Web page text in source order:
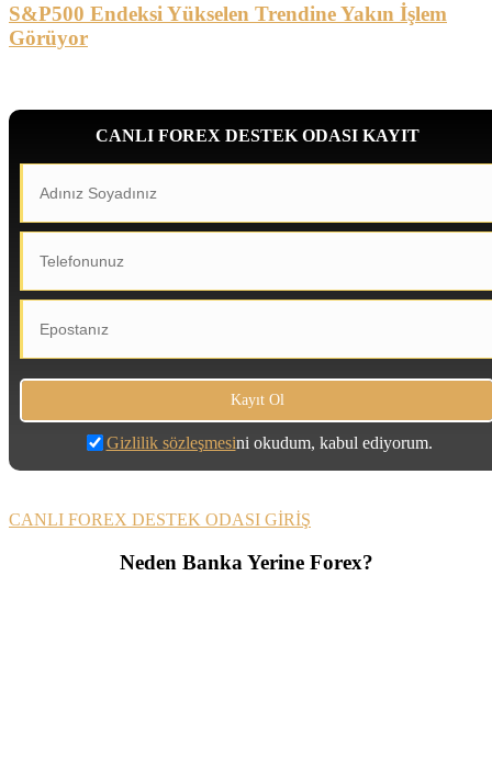
S&P500 Endeksi Yükselen Trendine Yakın İşlem
Görüyor
CANLI FOREX DESTEK ODASI KAYIT
Gizlilik sözleşmesini okudum, kabul ediyorum.
CANLI FOREX DESTEK ODASI GİRİŞ
Neden Banka Yerine Forex?